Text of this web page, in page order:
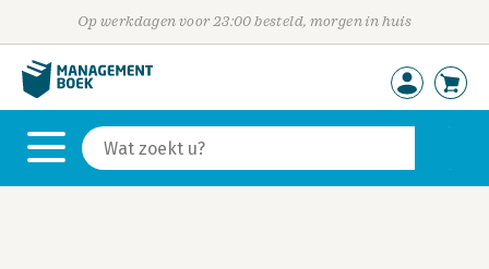
Op werkdagen voor 23:00 besteld, morgen in huis